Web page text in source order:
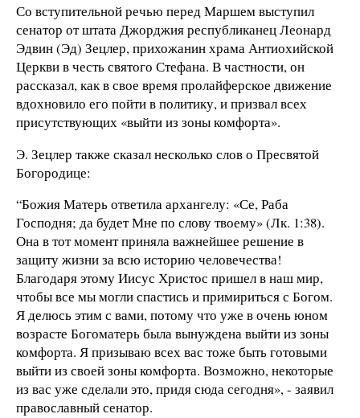
Со вступительной речью перед Маршем выступил
сенатор от штата Джорджия республиканец Леонард
Эдвин (Эд) Зецлер, прихожанин храма Антиохийской
Церкви в честь святого Стефана. В частности, он
рассказал, как в свое время пролайферское движение
вдохновило его пойти в политику, и призвал всех
присутствующих «выйти из зоны комфорта».
Э. Зецлер также сказал несколько слов о Пресвятой
Богородице:
“Божия Матерь ответила архангелу: «Се, Раба
Господня; да будет Мне по слову твоему» (Лк. 1:38).
Она в тот момент приняла важнейшее решение в
защиту жизни за всю историю человечества!
Благодаря этому Иисус Христос пришел в наш мир,
чтобы все мы могли спастись и примириться с Богом.
Я делюсь этим с вами, потому что уже в очень юном
возрасте Богоматерь была вынуждена выйти из зоны
комфорта. Я призываю всех вас тоже быть готовыми
выйти из своей зоны комфорта. Возможно, некоторые
из вас уже сделали это, придя сюда сегодня», - заявил
православный сенатор.